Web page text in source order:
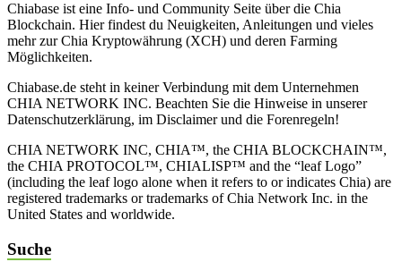
Chiabase ist eine Info- und Community Seite über die Chia
Blockchain. Hier findest du Neuigkeiten, Anleitungen und vieles
mehr zur Chia Kryptowährung (XCH) und deren Farming
Möglichkeiten.
Chiabase.de steht in keiner Verbindung mit dem Unternehmen
CHIA NETWORK INC. Beachten Sie die Hinweise in unserer
Datenschutzerklärung, im Disclaimer und die Forenregeln!
CHIA NETWORK INC, CHIA™, the CHIA BLOCKCHAIN™,
the CHIA PROTOCOL™, CHIALISP™ and the “leaf Logo”
(including the leaf logo alone when it refers to or indicates Chia) are
registered trademarks or trademarks of Chia Network Inc. in the
United States and worldwide.
Suche